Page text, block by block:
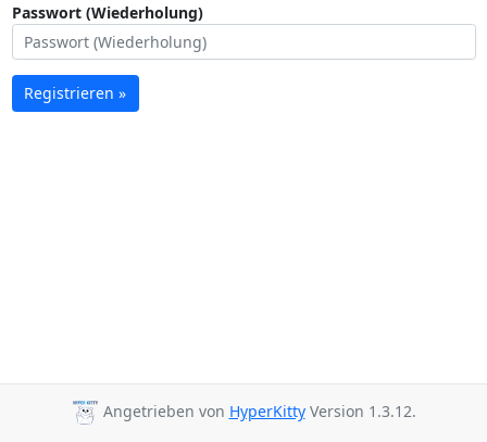
Passwort (Wiederholung)
Registrieren »
Angetrieben von HyperKittyVersion 1.3.12.